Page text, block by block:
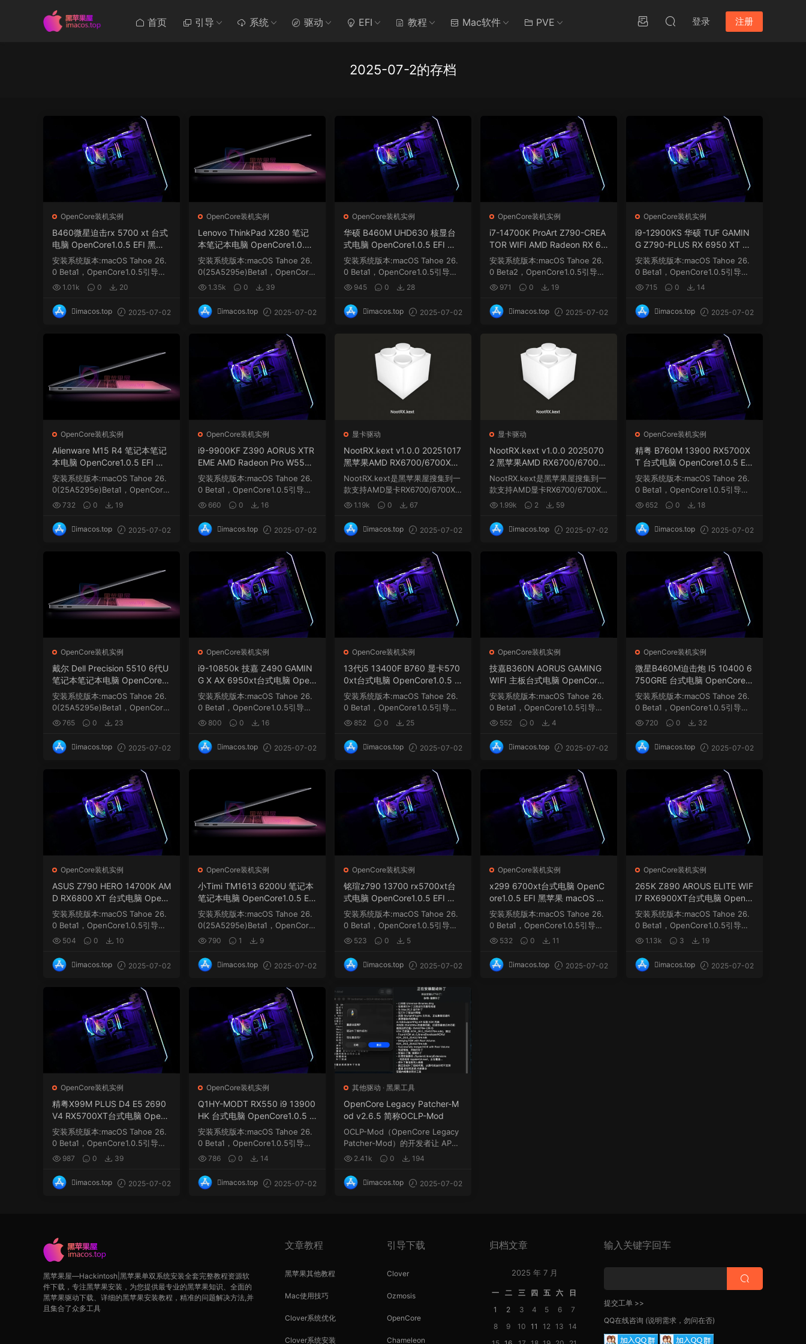
首页 引导 系统 驱动 EFI 教程 Mac软件 PVE 登录 注册
2025-07-2的存档
OpenCore装机实例
B460微星迫击rx 5700 xt 台式
电脑 OpenCore1.0.5 EFI 黑苹
果 macOS Hackintosh
安装系统版本:macOS Tahoe 26.
0 Beta1，OpenCore1.0.5引导，
需要自己更新三码...
1.01k 0 20
imacos.top 2025-07-02
OpenCore装机实例
Lenovo ThinkPad X280 笔记
本笔记本电脑 OpenCore1.0.5
EFI 黑苹果 macOS Hackintosh
安装系统版本:macOS Tahoe 26.
0(25A5295e)Beta1，OpenCore
1.0.5引导，需要自己更新...
1.35k 0 39
imacos.top 2025-07-02
OpenCore装机实例
华硕 B460M UHD630 核显台
式电脑 OpenCore1.0.5 EFI 黑
苹果 macOS Hackintosh
安装系统版本:macOS Tahoe 26.
0 Beta1，OpenCore1.0.5引导，
需要自己更新三码...
945 0 28
imacos.top 2025-07-02
OpenCore装机实例
i7-14700K ProArt Z790-CREA
TOR WIFI AMD Radeon RX 68
00 XT台式电脑 OpenCore1.0.
5 EFI 黑苹果 macOS Hackinto
安装系统版本:macOS Tahoe 26.
0 Beta2，OpenCore1.0.5引导，
需要自己更新三码...
971 0 19
imacos.top 2025-07-02
OpenCore装机实例
i9-12900KS 华硕 TUF GAMIN
G Z790-PLUS RX 6950 XT 台
式电脑 OpenCore1.0.5 EFI 黑
苹果 macOS Hackintosh
安装系统版本:macOS Tahoe 26.
0 Beta1，OpenCore1.0.5引导，
需要自己更新三码...
715 0 14
imacos.top 2025-07-02
OpenCore装机实例
Alienware M15 R4 笔记本笔记
本电脑 OpenCore1.0.5 EFI 黑
苹果 macOS Hackintosh
安装系统版本:macOS Tahoe 26.
0(25A5295e)Beta1，OpenCore
1.0.5引导，需要自己更新...
732 0 19
imacos.top 2025-07-02
OpenCore装机实例
i9-9900KF Z390 AORUS XTR
EME AMD Radeon Pro W5500
8G台式电脑 OpenCore1.0.5 EF
I 黑苹果 macOS Hackintosh
安装系统版本:macOS Tahoe 26.
0 Beta1，OpenCore1.0.5引导，
需要自己更新三码...
660 0 16
imacos.top 2025-07-02
显卡驱动
NootRX.kext v1.0.0 20251017
黑苹果AMD RX6700/6700XL/
6700XT/6750XT/6750GRE系
列显卡驱动
NootRX.kext是⿊苹果屋搜集到一
款⽀持AMD显卡RX6700/6700XL/
6700XT/...
1.19k 0 67
imacos.top 2025-07-02
显卡驱动
NootRX.kext v1.0.0 2025070
2 黑苹果AMD RX6700/6700X
L/6700XT/6750XT/6750GRE
系列显卡驱动
NootRX.kext是⿊苹果屋搜集到一
款⽀持AMD显卡RX6700/6700XL/
6700XT/...
1.99k 2 59
imacos.top 2025-07-02
OpenCore装机实例
精粤 B760M 13900 RX5700X
T 台式电脑 OpenCore1.0.5 EFI
黑苹果 macOS Hackintosh
安装系统版本:macOS Tahoe 26.
0 Beta1，OpenCore1.0.5引导，
需要自己更新三码...
652 0 18
imacos.top 2025-07-02
OpenCore装机实例
戴尔 Dell Precision 5510 6代U
笔记本笔记本电脑 OpenCore1.
0.5 EFI 黑苹果 macOS Hackint
osh
安装系统版本:macOS Tahoe 26.
0(25A5295e)Beta1，OpenCore
1.0.5引导，需要自己更新...
765 0 23
imacos.top 2025-07-02
OpenCore装机实例
i9-10850k 技嘉 Z490 GAMIN
G X AX 6950xt台式电脑 Open
Core1.0.5 EFI 黑苹果 macOS
Hackintosh
安装系统版本:macOS Tahoe 26.
0 Beta1，OpenCore1.0.5引导，
需要自己更新三码...
800 0 16
imacos.top 2025-07-02
OpenCore装机实例
13代i5 13400F B760 显卡570
0xt台式电脑 OpenCore1.0.5 E
FI 黑苹果 macOS Hackintosh
安装系统版本:macOS Tahoe 26.
0 Beta1，OpenCore1.0.5引导，
需要自己更新三码...
852 0 25
imacos.top 2025-07-02
OpenCore装机实例
技嘉B360N AORUS GAMING
WIFI 主板台式电脑 OpenCore1.
0.5 EFI 黑苹果 macOS Hackint
osh
安装系统版本:macOS Tahoe 26.
0 Beta1，OpenCore1.0.5引导，
需要自己更新三码...
552 0 4
imacos.top 2025-07-02
OpenCore装机实例
微星B460M迫击炮 I5 10400 6
750GRE 台式电脑 OpenCore1.
0.5 EFI 黑苹果 macOS Hackint
osh
安装系统版本:macOS Tahoe 26.
0 Beta1，OpenCore1.0.5引导，
需要自己更新三码...
720 0 32
imacos.top 2025-07-02
OpenCore装机实例
ASUS Z790 HERO 14700K AM
D RX6800 XT 台式电脑 Open
Core1.0.5 EFI 黑苹果 macOS
Hackintosh
安装系统版本:macOS Tahoe 26.
0 Beta1，OpenCore1.0.5引导，
需要自己更新三码...
504 0 10
imacos.top 2025-07-02
OpenCore装机实例
小Timi TM1613 6200U 笔记本
笔记本电脑 OpenCore1.0.5 EFI
黑苹果 macOS Hackintosh
安装系统版本:macOS Tahoe 26.
0(25A5295e)Beta1，OpenCore
1.0.5引导，需要自己更新...
790 1 9
imacos.top 2025-07-02
OpenCore装机实例
铭瑄z790 13700 rx5700xt台
式电脑 OpenCore1.0.5 EFI 黑
苹果 macOS Hackintosh
安装系统版本:macOS Tahoe 26.
0 Beta1，OpenCore1.0.5引导，
需要自己更新三码...
523 0 5
imacos.top 2025-07-02
OpenCore装机实例
x299 6700xt台式电脑 OpenC
ore1.0.5 EFI 黑苹果 macOS Ha
ckintosh
安装系统版本:macOS Tahoe 26.
0 Beta1，OpenCore1.0.5引导，
需要自己更新三码...
532 0 11
imacos.top 2025-07-02
OpenCore装机实例
265K Z890 AROUS ELITE WIF
I7 RX6900XT台式电脑 OpenC
ore1.0.5 EFI 黑苹果 macOS Ha
ckintosh
安装系统版本:macOS Tahoe 26.
0 Beta1，OpenCore1.0.5引导，
需要自己更新三码...
1.13k 3 19
imacos.top 2025-07-02
OpenCore装机实例
精粤X99M PLUS D4 E5 2690
V4 RX5700XT台式电脑 Open
Core1.0.5 EFI 黑苹果 macOS
Hackintosh
安装系统版本:macOS Tahoe 26.
0 Beta1，OpenCore1.0.5引导，
需要自己更新三码...
987 0 39
imacos.top 2025-07-02
OpenCore装机实例
Q1HY-MODT RX550 i9 13900
HK 台式电脑 OpenCore1.0.5 E
FI 黑苹果 macOS Hackintosh
安装系统版本:macOS Tahoe 26.
0 Beta1，OpenCore1.0.5引导，
需要自己更新三码...
786 0 14
imacos.top 2025-07-02
其他驱动 · 黑果工具
OpenCore Legacy Patcher-M
od v2.6.5 简称OCLP-Mod
OCLP-Mod（OpenCore Legacy
Patcher-Mod）的开发者让 APPL
EHDA 驱动得以在macOS Ta...
2.41k 0 194
imacos.top 2025-07-02
黑苹果屋—Hackintosh|黑苹果单双系统安装全套完整教程资源软
件下载，专注黑苹果安装，为您提供最专业的黑苹果知识、全面的
黑苹果驱动下载、详细的黑苹果安装教程，精准的问题解决方法,并
且集合了众多工具
文章教程
黑苹果其他教程
Mac使用技巧
Clover系统优化
Clover系统安装
引导下载
Clover
Ozmosis
OpenCore
Chameleon
归档文章
2025 年 7 月
一 二 三 四 五 六
日
1
2 3 4 5 6
7
8
9 10 11 12 13
14
输入关键字回车
提交工单 >>
QQ在线咨询 (说明需求，勿问在否)